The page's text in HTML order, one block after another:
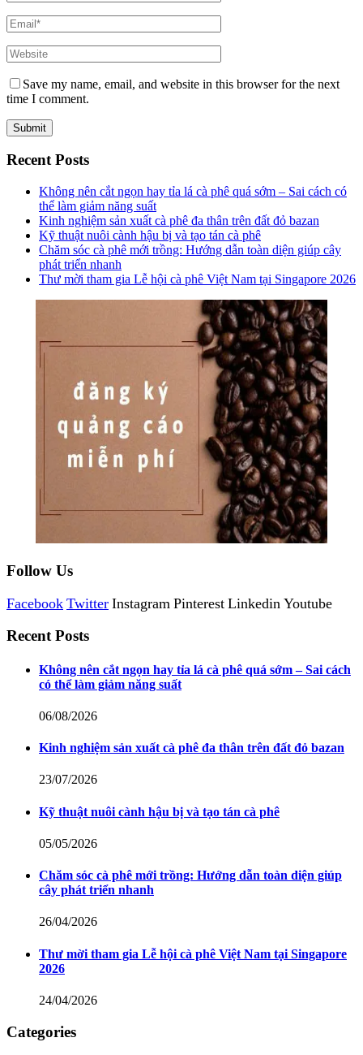
Save my name, email, and website in this browser for the next
time I comment.
Recent Posts
Không nên cắt ngọn hay tỉa lá cà phê quá sớm – Sai cách có
thể làm giảm năng suất
Kinh nghiệm sản xuất cà phê đa thân trên đất đỏ bazan
Kỹ thuật nuôi cành hậu bị và tạo tán cà phê
Chăm sóc cà phê mới trồng: Hướng dẫn toàn diện giúp cây
phát triển nhanh
Thư mời tham gia Lễ hội cà phê Việt Nam tại Singapore 2026
Follow Us
Facebook Twitter Instagram Pinterest Linkedin Youtube
Recent Posts
Không nên cắt ngọn hay tỉa lá cà phê quá sớm – Sai cách
có thể làm giảm năng suất
06/08/2026
Kinh nghiệm sản xuất cà phê đa thân trên đất đỏ bazan
23/07/2026
Kỹ thuật nuôi cành hậu bị và tạo tán cà phê
05/05/2026
Chăm sóc cà phê mới trồng: Hướng dẫn toàn diện giúp
cây phát triển nhanh
26/04/2026
Thư mời tham gia Lễ hội cà phê Việt Nam tại Singapore
2026
24/04/2026
Categories